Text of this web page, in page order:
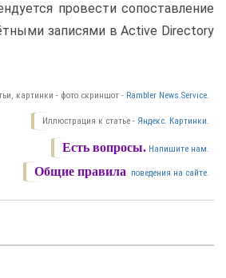
провести сопоставление
записями в Active Directory
картинки - фото скриншот - Rambler News Service.
Иллюстрация к статье - Яндекс. Картинки.
Есть вопросы. Напишите нам.
Общие правила поведения на сайте.